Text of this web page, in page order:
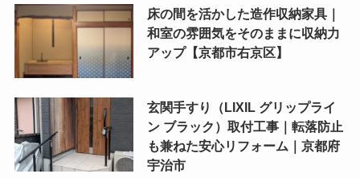
床の間を活かした造作収納家具｜
和室の雰囲気をそのままに収納力
アップ【京都市右京区】
玄関手すり（LIXIL グリップライ
ン ブラック）取付工事｜転落防止
も兼ねた安心リフォーム｜京都府
宇治市